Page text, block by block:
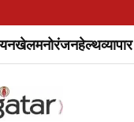
खेलमनोरंजनहेल्थव्यापार